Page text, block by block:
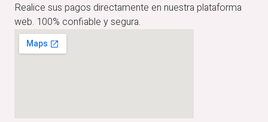
Realice sus pagos directamente en nuestra plataforma
web. 100% confiable y segura.